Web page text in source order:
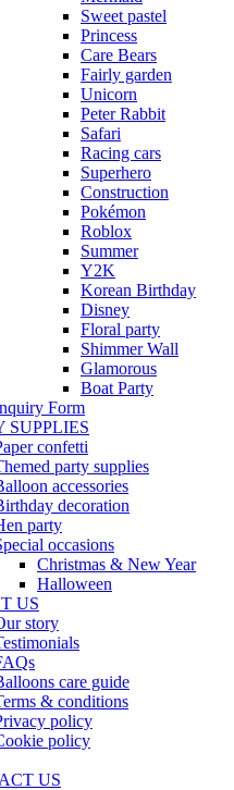
Sweet pastel
Princess
Care Bears
Fairly garden
Unicorn
Peter Rabbit
Safari
Racing cars
Superhero
Construction
Pokémon
Roblox
Summer
Y2K
Korean Birthday
Disney
Floral party
Shimmer Wall
Glamorous
Boat Party
Form
SUPPLIES
confetti
party supplies
accessories
decoration
party
occasions
Christmas & New Year
Halloween
US
story
care guide
& conditions
policy
policy
US